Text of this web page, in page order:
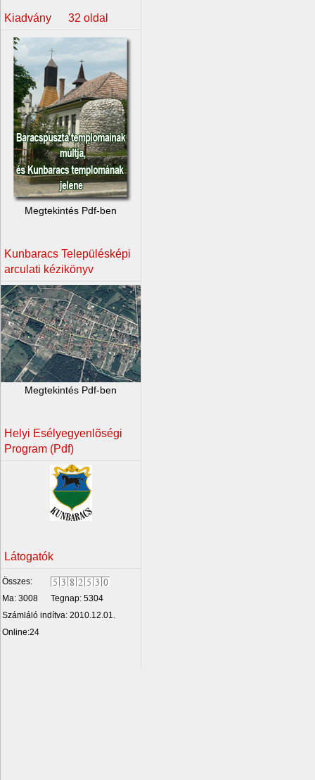
Kiadvány 32 oldal
Megtekintés Pdf-ben
Kunbaracs Településképi
arculati kézikönyv
Megtekintés Pdf-ben
Helyi Esélyegyenlõségi
Program (Pdf)
Látogatók
Összes:
Ma: 3008
Tegnap: 5304
Számláló indítva: 2010.12.01.
Online:24